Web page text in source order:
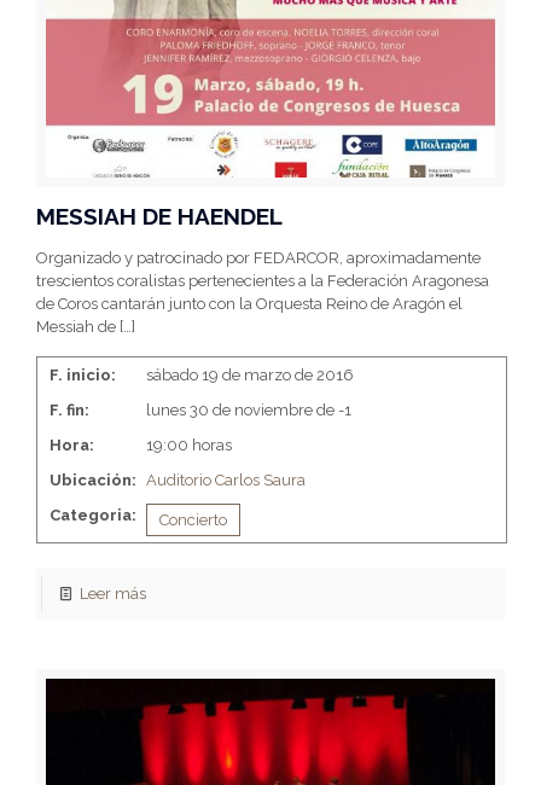
MESSIAH DE HAENDEL
Organizado y patrocinado por FEDARCOR, aproximadamente
trescientos coralistas pertenecientes a la Federación Aragonesa
de Coros cantarán junto con la Orquesta Reino de Aragón el
Messiah de […]
F. inicio:
sábado 19 de marzo de 2016
F. fin:
lunes 30 de noviembre de -1
Hora:
19:00 horas
Ubicación: Auditorio Carlos Saura
Categoria:
Concierto
Leer más